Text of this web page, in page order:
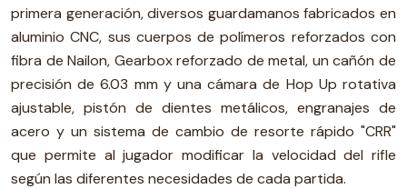
primera generación, diversos guardamanos fabricados en
aluminio CNC, sus cuerpos de polímeros reforzados con
fibra de Nailon, Gearbox reforzado de metal, un cañón de
precisión de 6.03 mm y una cámara de Hop Up rotativa
ajustable, pistón de dientes metálicos, engranajes de
acero y un sistema de cambio de resorte rápido "CRR"
que permite al jugador modificar la velocidad del rifle
según las diferentes necesidades de cada partida.